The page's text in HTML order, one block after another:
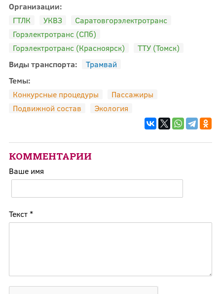
Организации:
ГТЛК
УКВЗ
Саратовгорэлектротранс
Горэлектротранс (СПб)
Горэлектротранс (Красноярск)
ТТУ (Томск)
Виды транспорта:
Трамвай
Темы:
Конкурсные процедуры
Пассажиры
Подвижной состав
Экология
КОММЕНТАРИИ
Ваше имя
Текст *